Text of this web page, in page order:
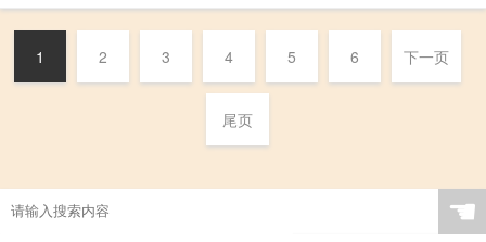
1 2 3 4 5 6 下一页
尾页
☚